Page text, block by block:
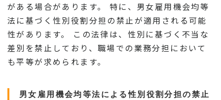
がある場合があります。 特に、男女雇用機会均等
法に基づく性別役割分担の禁止が適用される可能
性があります。 この法律は、性別に基づく不当な
差別を禁止しており、職場での業務分担において
も平等が求められます。
男女雇用機会均等法による性別役割分担の禁止